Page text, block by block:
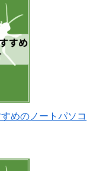
めのノートパソコ